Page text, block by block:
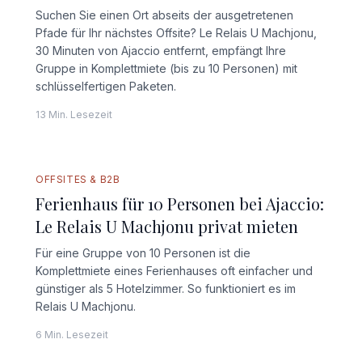
Suchen Sie einen Ort abseits der ausgetretenen
Pfade für Ihr nächstes Offsite? Le Relais U Machjonu,
30 Minuten von Ajaccio entfernt, empfängt Ihre
Gruppe in Komplettmiete (bis zu 10 Personen) mit
schlüsselfertigen Paketen.
13 Min. Lesezeit
OFFSITES & B2B
Ferienhaus für 10 Personen bei Ajaccio:
Le Relais U Machjonu privat mieten
Für eine Gruppe von 10 Personen ist die
Komplettmiete eines Ferienhauses oft einfacher und
günstiger als 5 Hotelzimmer. So funktioniert es im
Relais U Machjonu.
6 Min. Lesezeit